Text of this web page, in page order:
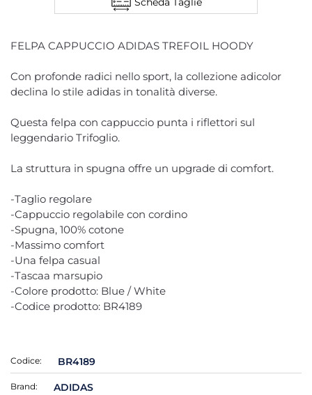
FELPA CAPPUCCIO ADIDAS TREFOIL HOODY
Con profonde radici nello sport, la collezione adicolor
declina lo stile adidas in tonalità diverse.
Questa felpa con cappuccio punta i riflettori sul
leggendario Trifoglio.
La struttura in spugna offre un upgrade di comfort.
-Taglio regolare
-Cappuccio regolabile con cordino
-Spugna, 100% cotone
-Massimo comfort
-Una felpa casual
-Tascaa marsupio
-Colore prodotto: Blue / White
-Codice prodotto: BR4189
Codice: BR4189
Brand: ADIDAS